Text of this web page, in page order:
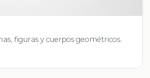
figuras y cuerpos geométricos.